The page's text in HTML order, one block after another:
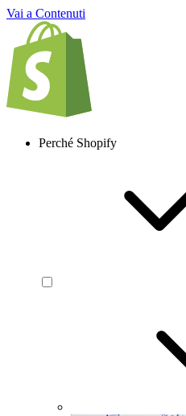
Vai a Contenuti
Perché Shopify